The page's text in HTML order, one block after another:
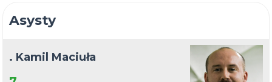
Asysty
. Kamil Maciuła